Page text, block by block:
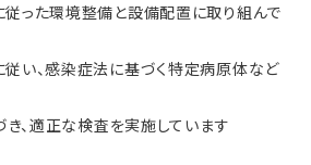
った環境整備と設備配置に取り組んで
い、感染症法に基づく特定病原体など
、適正な検査を実施しています